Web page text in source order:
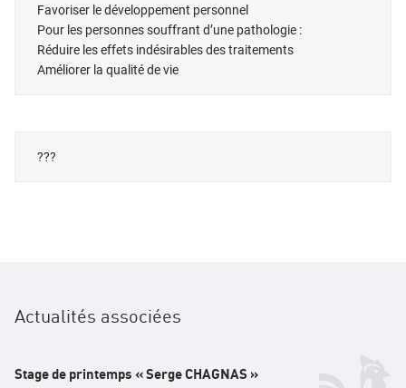
Favoriser le développement personnel
Pour les personnes souffrant d’une pathologie :
Réduire les effets indésirables des traitements
Améliorer la qualité de vie
???
Actualités associées
Stage de printemps « Serge CHAGNAS »